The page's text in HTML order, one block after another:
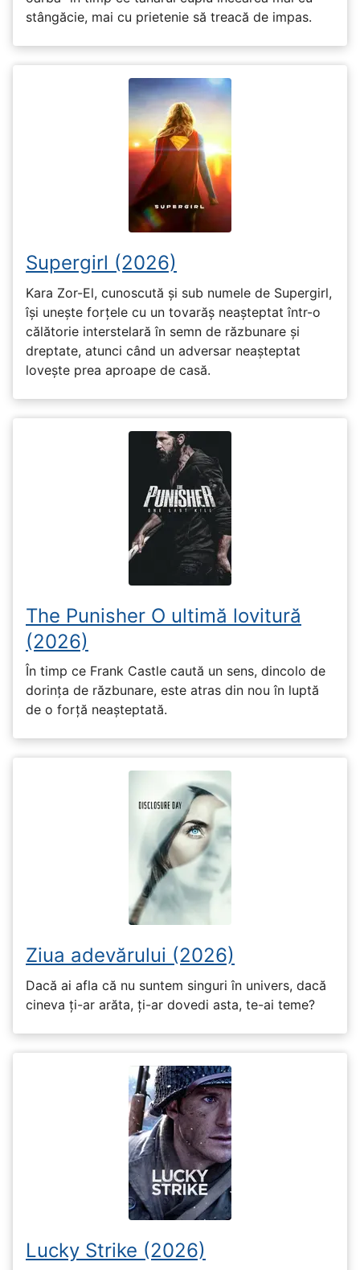
stângăcie, mai cu prietenie să treacă de impas.
Supergirl (2026)
Kara Zor-El, cunoscută și sub numele de Supergirl,
își unește forțele cu un tovarăș neașteptat într-o
călătorie interstelară în semn de răzbunare și
dreptate, atunci când un adversar neașteptat
lovește prea aproape de casă.
The Punisher O ultimă lovitură
(2026)
În timp ce Frank Castle caută un sens, dincolo de
dorința de răzbunare, este atras din nou în luptă
de o forță neașteptată.
Ziua adevărului (2026)
Dacă ai afla că nu suntem singuri în univers, dacă
cineva ți-ar arăta, ți-ar dovedi asta, te-ai teme?
Lucky Strike (2026)